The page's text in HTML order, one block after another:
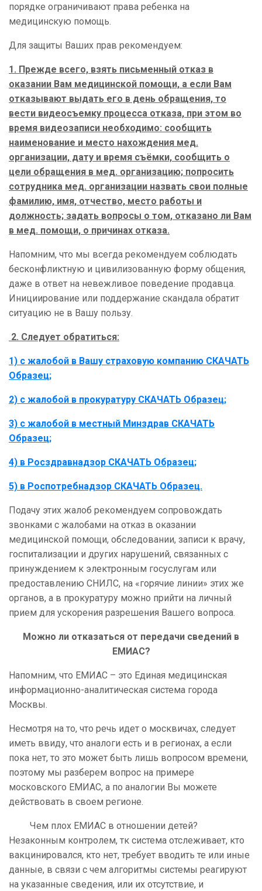
порядке ограничивают права ребенка на
медицинскую помощь.
Для защиты Ваших прав рекомендуем:
1. Прежде всего, взять письменный отказ в
оказании Вам медицинской помощи, а если Вам
отказывают выдать его в день обращения, то
вести видеосъемку процесса отказа, при этом во
время видеозаписи необходимо: сообщить
наименование и место нахождения мед.
организации, дату и время съёмки, сообщить о
цели обращения в мед. организацию; попросить
сотрудника мед. организации назвать свои полные
фамилию, имя, отчество, место работы и
должность; задать вопросы о том, отказано ли Вам
в мед. помощи, о причинах отказа.
Напомним, что мы всегда рекомендуем соблюдать
бесконфликтную и цивилизованную форму общения,
даже в ответ на невежливое поведение продавца.
Инициирование или поддержание скандала обратит
ситуацию не в Вашу пользу.
2. Следует обратиться:
1) с жалобой в Вашу страховую компанию СКАЧАТЬ
Образец;
2) с жалобой в прокуратуру СКАЧАТЬ Образец;
3) с жалобой в местный Минздрав СКАЧАТЬ
Образец;
4) в Росздравнадзор СКАЧАТЬ Образец;
5) в Роспотребнадзор СКАЧАТЬ Образец.
Подачу этих жалоб рекомендуем сопровождать
звонками с жалобами на отказ в оказании
медицинской помощи, обследовании, записи к врачу,
госпитализации и других нарушений, связанных с
принуждением к электронным госуслугам или
предоставлению СНИЛС, на «горячие линии» этих же
органов, а в прокуратуру можно прийти на личный
прием для ускорения разрешения Вашего вопроса.
Можно ли отказаться от передачи сведений в
ЕМИАС?
Напомним, что ЕМИАС – это Единая медицинская
информационно-аналитическая система города
Москвы.
Несмотря на то, что речь идет о москвичах, следует
иметь ввиду, что аналоги есть и в регионах, а если
пока нет, то это может быть лишь вопросом времени,
поэтому мы разберем вопрос на примере
московского ЕМИАС, а по аналогии Вы можете
действовать в своем регионе.
Чем плох ЕМИАС в отношении детей?
Незаконным контролем, тк система отслеживает, кто
вакцинировался, кто нет, требует вводить те или иные
данные, в связи с чем алгоритмы системы реагируют
на указанные сведения, или их отсутствие, и